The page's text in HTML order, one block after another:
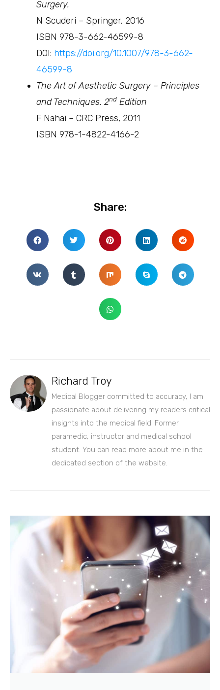
Surgery.
N Scuderi – Springer, 2016
ISBN 978-3-662-46599-8
DOI: https://doi.org/10.1007/978-3-662-
46599-8
The Art of Aesthetic Surgery – Principles
and Techniques. 2nd Edition
F Nahai – CRC Press, 2011
ISBN 978-1-4822-4166-2
Share:
Richard Troy
Medical Blogger committed to accuracy, I am
passionate about delivering my readers critical
insights into the medical field. Former
paramedic, instructor and medical school
student. You can read more about me in the
dedicated section of the website.